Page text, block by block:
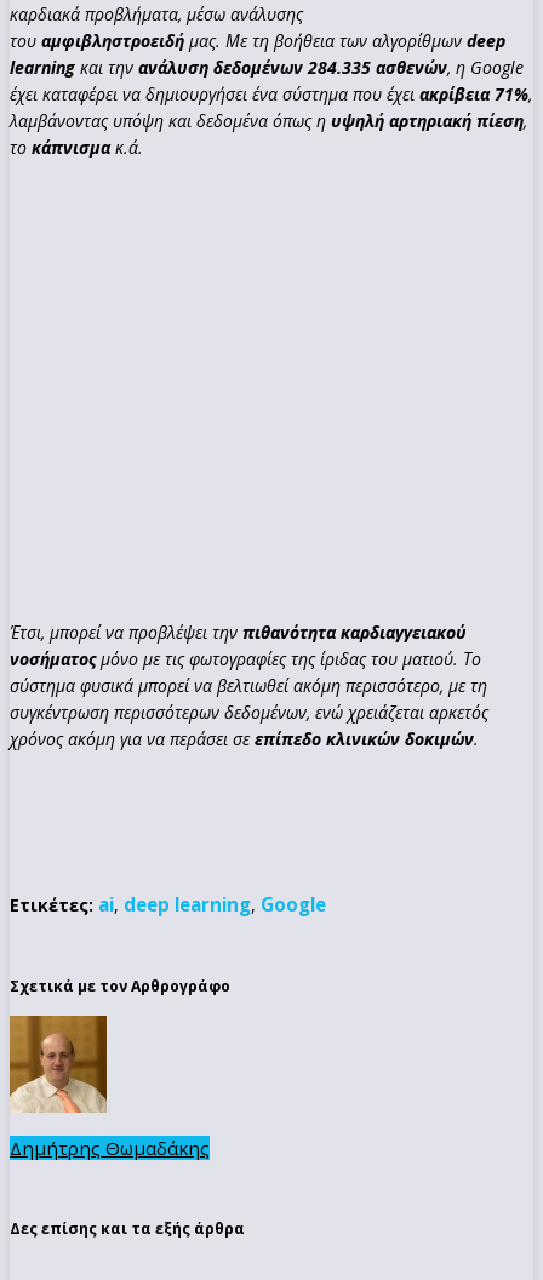
καρδιακά προβλήματα, μέσω ανάλυσης
του αμφιβληστροειδή μας. Με τη βοήθεια των αλγορίθμων deep
learning και την ανάλυση δεδομένων 284.335 ασθενών, η Google
έχει καταφέρει να δημιουργήσει ένα σύστημα που έχει ακρίβεια 71%,
λαμβάνοντας υπόψη και δεδομένα όπως η υψηλή αρτηριακή πίεση,
το κάπνισμακ.ά.
Έτσι, μπορεί να προβλέψει την πιθανότητα καρδιαγγειακού
νοσήματοςμόνο με τις φωτογραφίες της ίριδας του ματιού. Το
σύστημα φυσικά μπορεί να βελτιωθεί ακόμη περισσότερο, με τη
συγκέντρωση περισσότερων δεδομένων, ενώ χρειάζεται αρκετός
χρόνος ακόμη για να περάσει σεεπίπεδο κλινικών δοκιμών.
Ετικέτες: ai, deep learning, Google
Σχετικά με τον Αρθρογράφο
Δημήτρης Θωμαδάκης
Δες επίσης και τα εξής άρθρα